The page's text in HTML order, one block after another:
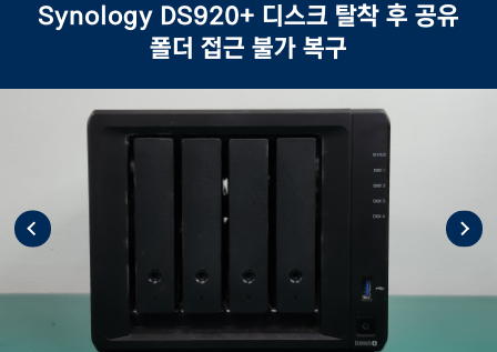
Synology DS920+ 디스크 탈착 후 공유
폴더 접근 불가 복구